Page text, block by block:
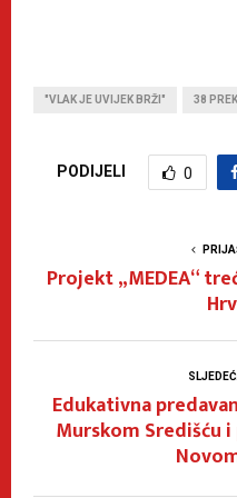
"VLAK JE UVIJEK BRŽI" 38
PODIJELI 0
Projekt „MEDEA“
Edukativna
Murskom Središću